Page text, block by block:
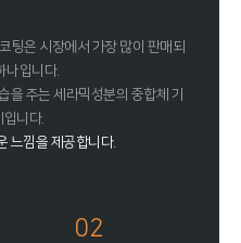
팅은 시장에서 가장 많이 판매되
나입니다.
을 주는 세라믹성분의 중합체 기
입니다.
느낌을 제공합니다.
02